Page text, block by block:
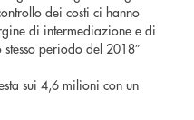
dei costi ci hanno
di intermediazione e di
periodo del 2018”
sui 4,6 milioni con un